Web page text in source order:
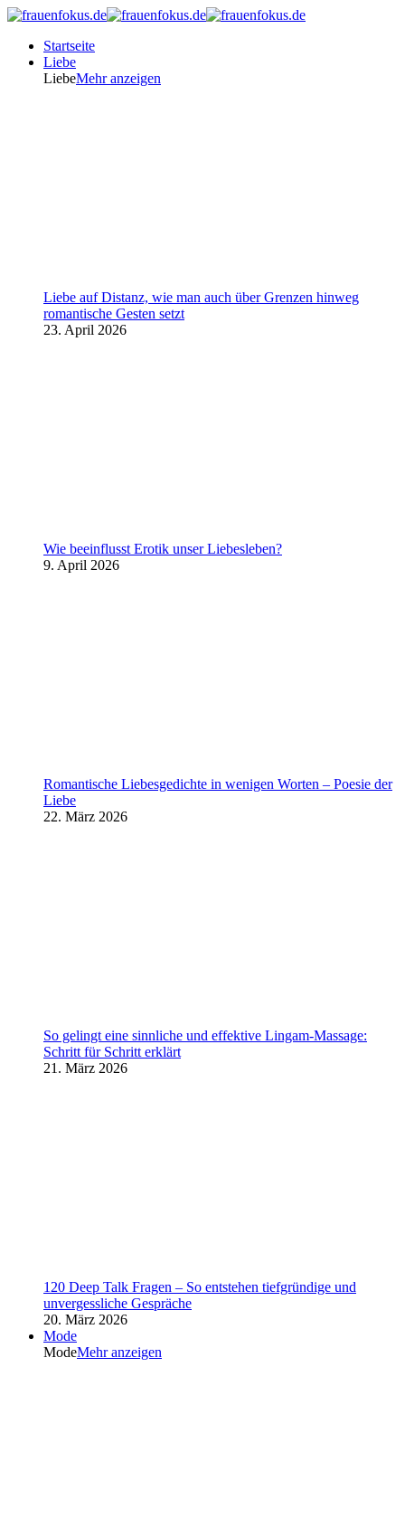
Startseite
Liebe
LiebeMehr anzeigen
Liebe auf Distanz, wie man auch über Grenzen hinweg
romantische Gesten setzt
23. April 2026
Wie beeinflusst Erotik unser Liebesleben?
9. April 2026
Romantische Liebesgedichte in wenigen Worten – Poesie der
Liebe
22. März 2026
So gelingt eine sinnliche und effektive Lingam-Massage:
Schritt für Schritt erklärt
21. März 2026
120 Deep Talk Fragen – So entstehen tiefgründige und
unvergessliche Gespräche
20. März 2026
Mode
ModeMehr anzeigen